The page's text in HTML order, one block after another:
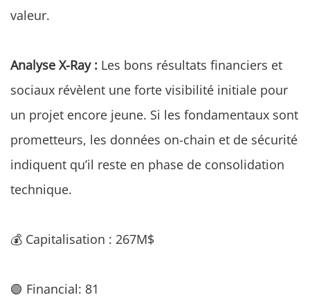
valeur.
Analyse X-Ray : Les bons résultats financiers et
sociaux révèlent une forte visibilité initiale pour
un projet encore jeune. Si les fondamentaux sont
prometteurs, les données on-chain et de sécurité
indiquent qu’il reste en phase de consolidation
technique.
💰 Capitalisation : 267M$
🟢 Financial: 81